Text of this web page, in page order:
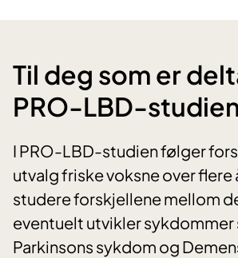
Til deg som er
PRO-LBD-studien
I PRO-LBD-studien følger
utvalg friske voksne over flere
studere forskjellene mellom
eventuelt utvikler sykdommer
Parkinsons sykdom og